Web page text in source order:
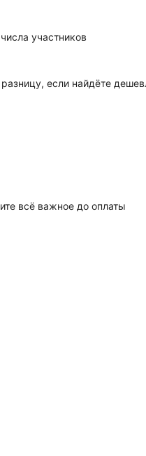
участников
если найдёте
всё важное до оплаты